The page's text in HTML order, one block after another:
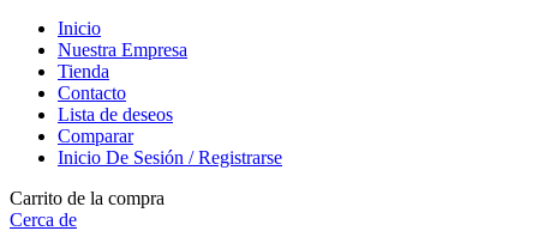
Inicio
Nuestra Empresa
Tienda
Contacto
Lista de deseos
Comparar
Inicio De Sesión / Registrarse
Carrito de la compra
Cerca de